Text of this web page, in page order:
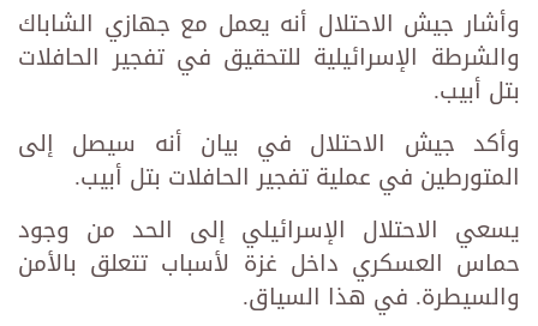
وأشار جيش الاحتلال أنه يعمل مع جهازي الشاباك
والشرطة الإسرائيلية للتحقيق في تفجير الحافلات
بتل أبيب.
وأكد جيش الاحتلال في بيان أنه سيصل إلى
المتورطين في عملية تفجير الحافلات بتل أبيب.
يسعي الاحتلال الإسرائيلي إلى الحد من وجود
حماس العسكري داخل غزة لأسباب تتعلق بالأمن
والسيطرة. في هذا السياق.